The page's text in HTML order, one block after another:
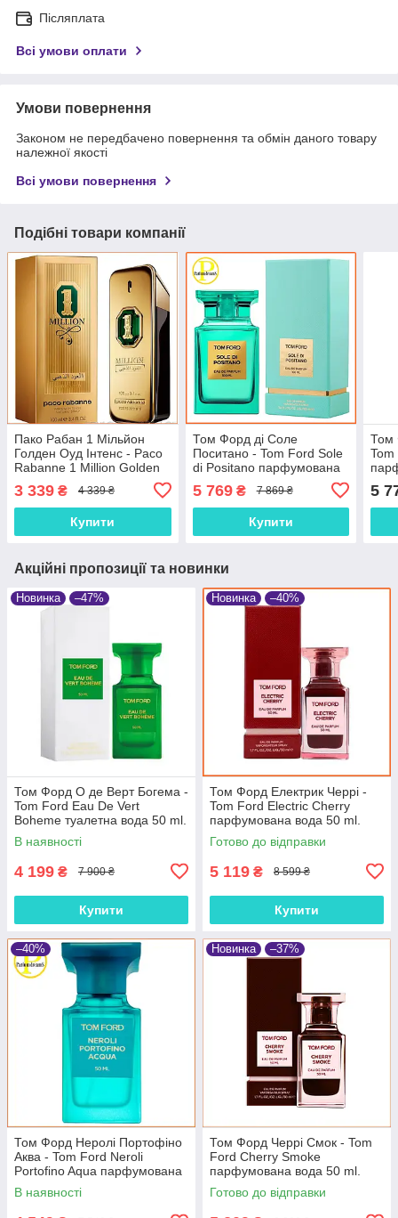
Післяплата
Всі умови оплати
Умови повернення
Законом не передбачено повернення та обмін даного товару
належної якості
Всі умови повернення
Подібні товари компанії
Пако Рабан 1 Мільйон
Голден Оуд Інтенс - Paco
Rabanne 1 Million Golden
Oud Intense парфумована
вода 100 ml
3 339 ₴ 4 339 ₴
Купити
Том Форд ді Соле
Поситано - Tom Ford Sole
di Positano парфумована
5 769₴ 7 869 ₴
Купити
Том
5
Акційні пропозиції та новинки
Новинка –47%
Том Форд О де Верт Богема -
Tom Ford Eau De Vert
Boheme туалетна вода 50 ml.
В наявності
4 199 ₴ 7 900 ₴
Купити
Новинка –40%
Том Форд Електрик Черрі -
Tom Ford Electric Cherry
парфумована вода 50 ml.
Готово до відправки
5 119 ₴ 8 599 ₴
Купити
–40%
Том Форд Неролі Портофіно
Аква - Tom Ford Neroli
Portofino Aqua парфумована
вода 50ml
В наявності
Новинка –37%
Том Форд Черрі Смок - Tom
Ford Cherry Smoke
парфумована вода 50 ml.
Готово до відправки